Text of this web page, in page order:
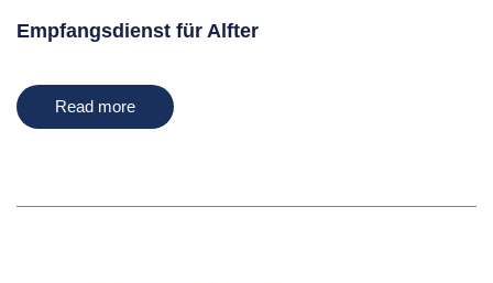
Empfangsdienst für Alfter
Read more